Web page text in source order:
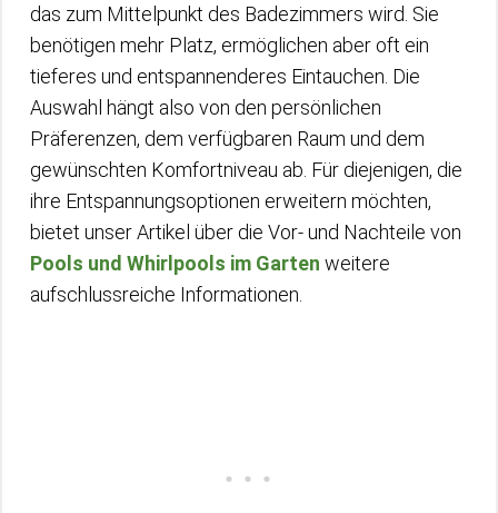
das zum Mittelpunkt des Badezimmers wird. Sie
benötigen mehr Platz, ermöglichen aber oft ein
tieferes und entspannenderes Eintauchen. Die
Auswahl hängt also von den persönlichen
Präferenzen, dem verfügbaren Raum und dem
gewünschten Komfortniveau ab. Für diejenigen, die
ihre Entspannungsoptionen erweitern möchten,
bietet unser Artikel über die Vor- und Nachteile von
Pools und Whirlpools im Garten weitere
aufschlussreiche Informationen.